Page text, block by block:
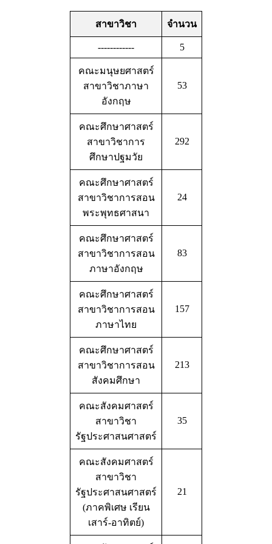
สาขาวิชา จำนวน
------------ 5
คณะมนุษยศาสตร์
สาขาวิชาภาษา
อังกฤษ
53
คณะศึกษาศาสตร์
สาขาวิชาการ
ศึกษาปฐมวัย
292
คณะศึกษาศาสตร์
สาขาวิชาการสอน
พระพุทธศาสนา
24
คณะศึกษาศาสตร์
สาขาวิชาการสอน
ภาษาอังกฤษ
83
คณะศึกษาศาสตร์
สาขาวิชาการสอน
ภาษาไทย
157
คณะศึกษาศาสตร์
สาขาวิชาการสอน
สังคมศึกษา
213
คณะสังคมศาสตร์
สาขาวิชา
รัฐประศาสนศาสตร์
35
คณะสังคมศาสตร์
สาขาวิชา
รัฐประศาสนศาสตร์
(ภาคพิเศษ เรียน
เสาร์-อาทิตย์)
21